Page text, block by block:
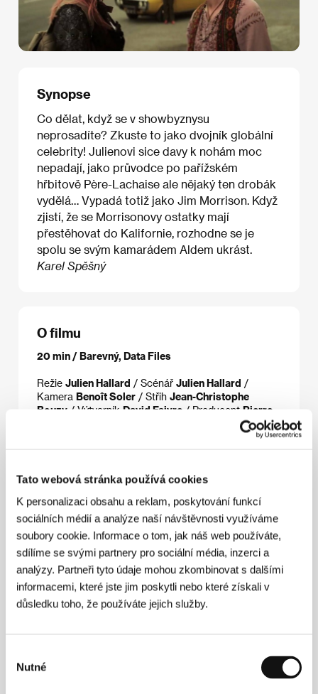
Tato webová stránka používá cookies
K personalizaci obsahu a reklam, poskytování funkcí
sociálních médií a analýze naší návštěvnosti využíváme
soubory cookie. Informace o tom, jak náš web používáte,
sdílíme se svými partnery pro sociální média, inzerci a
analýzy. Partneři tyto údaje mohou zkombinovat s dalšími
informacemi, které jste jim poskytli nebo které získali v
důsledku toho, že používáte jejich služby.
souhlasu
Nutné
Synopse
Co dělat, když se v showbyznysu
neprosadíte? Zkuste to jako dvojník globální
celebrity! Julienovi sice davy k nohám moc
nepadají, jako průvodce po pařížském
hřbitově Père-Lachaise ale nějaký ten drobák
vydělá… Vypadá totiž jako Jim Morrison. Když
zjistí, že se Morrisonovy ostatky mají
přestěhovat do Kalifornie, rozhodne se je
spolu se svým kamarádem Aldem ukrást.
Karel Spěšný
O filmu
20 min / Barevný, Data Files
Režie Julien Hallard / Scénář Julien Hallard /
Kamera Benoît Soler / Střih Jean-Christophe
Bouzy / Výtvarník David Faivre / Producent Pierre-
/ HrajíFranc